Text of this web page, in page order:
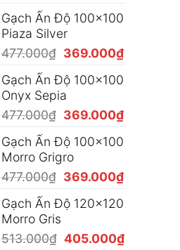
từ
410.000₫
đến
450.000₫
Gạch Ấn Độ 100x100
Piaza Silver
477.000₫ Giá
là:
477.000₫.
369.000₫Giá
tại
Gạch Ấn Độ 100x100
Onyx Sepia
477.000₫ Giá
là:
477.000₫.
369.000₫Giá
tại
Gạch Ấn Độ 100x100
Morro Grigro
477.000₫ Giá
là:
369.000₫Giá
tại
Gạch Ấn Độ 120x120
Morro Gris
513.000₫ Giá
405.000₫Giá